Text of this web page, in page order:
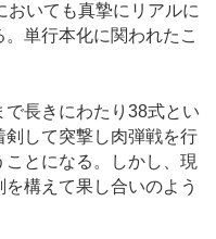
いても真摯にリアルに
単行本化に関われたこ
長きにわたり38式とい
剣して突撃し肉弾戦を行
とになる。しかし、現
構えて果し合いのよう